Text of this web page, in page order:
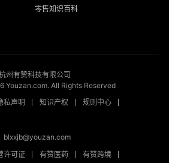
零售知识百科
州有赞科技有限公司
Youzan.com. All Rights Reserved
私声明 知识产权
规则中心
blxxjb@youzan.com
许可证 有赞医药 有赞跨境